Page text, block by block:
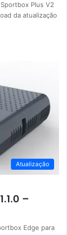
Plus V2
da atualização
Atualização
–
Edge para